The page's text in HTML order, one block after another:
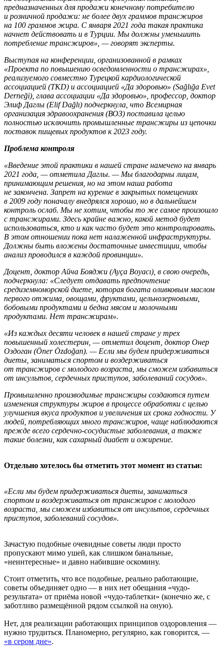
предназначенных для продажи конечному потребителю
и розничной продажи: не более двух граммов трансжиров
на 100 граммов жира. С января 2021 года такая практика
начнет действовать и в Турции. Мы должны уменьшить
потребление трансжиров», — говорят эксперты.
Выступая на конференции, организованной в рамках
«Проекта по повышению осведомленности о трансжирах»,
реализуемого совместно Турецкой кардиологической
ассоциацией (TKD) и ассоциацией «Да здоровью» (Sağlığa Evet
Derneği), глава ассоциации «Да здоровью», профессор, доктор
Элиф Даглы (Elif Dağlı) подчеркнула, что Всемирная
организация здравоохранения (ВОЗ) поставила целью
полностью исключить промышленные трансжиры из цепочки
поставок пищевых продуктов к 2023 году.
Проблема контроля
«Введение этой практики в нашей стране намечено на январь
2021 года, — отметила Даглы. — Мы благодарны лицам,
принимающим решения, но на этом наша работа
не закончена. Запрет на курение в закрытых помещениях
в 2009 году поначалу внедрялся хорошо, но в дальнейшем
контроль ослаб. Мы не хотим, чтобы то же самое произошло
с трансжирами. Здесь крайне важно, какой метод будет
использоваться, кто и как часто будет это контролировать.
В этом отношении пока нет налаженной инфраструктуры.
Должны быть вложены достаточные инвестиции, чтобы
анализ проводился в каждой провинции».
Доцент, доктор Айча Бояджи (Ayça Boyacı), в свою очередь,
подчеркнула: «Следует отдавать предпочтение
средиземноморской диете, которая богата оливковым маслом
первого отжима, овощами, фруктами, цельнозерновыми,
бобовыми продуктами и бедна мясом и молочными
продуктами. Нет трансжирам».
«Из каждых десяти человек в нашей стране у трех
повышенный холестерин, — отметил доцент, доктор Онер
Оздоган (Öner Özdoğan). — Если мы будем придерживаться
диеты, заниматься спортом и воздерживаться
от трансжиров с молодого возраста, мы сможем избавиться
от инсультов, сердечных приступов, заболеваний сосудов».
Промышленно производимые трансжиры создаются путем
изменения структуры жиров в процессе обработки с целью
улучшения вкуса продуктов и увеличения их срока годности. У
людей, потребляющих много трансжиров, чаще наблюдаются
прежде всего сердечно-сосудистые заболевания, а также
такие болезни, как сахарный диабет и ожирение.
Отдельно хотелось бы отметить этот момент из статьи:
«Если мы будем придерживаться диеты, заниматься
спортом и воздерживаться от трансжиров с молодого
возраста, мы сможем избавиться от инсультов, сердечных
приступов, заболеваний сосудов».
Зачастую подобные очевидные советы люди просто
пропускают мимо ушей, как слишком банальные,
«неинтересные» и давно набившие оскомину.
Стоит отметить, что все подобные, реально работающие,
советы объединяет одно — в них нет обещания «чудо-
результата» от приёма новой «чудо-таблетки» (конечно же, с
заботливо размещённой рядом ссылкой на оную).
Нет, для реализации работающих принципов оздоровления —
нужно трудиться. Планомерно, регулярно, как говорится, —
«в сером дне».